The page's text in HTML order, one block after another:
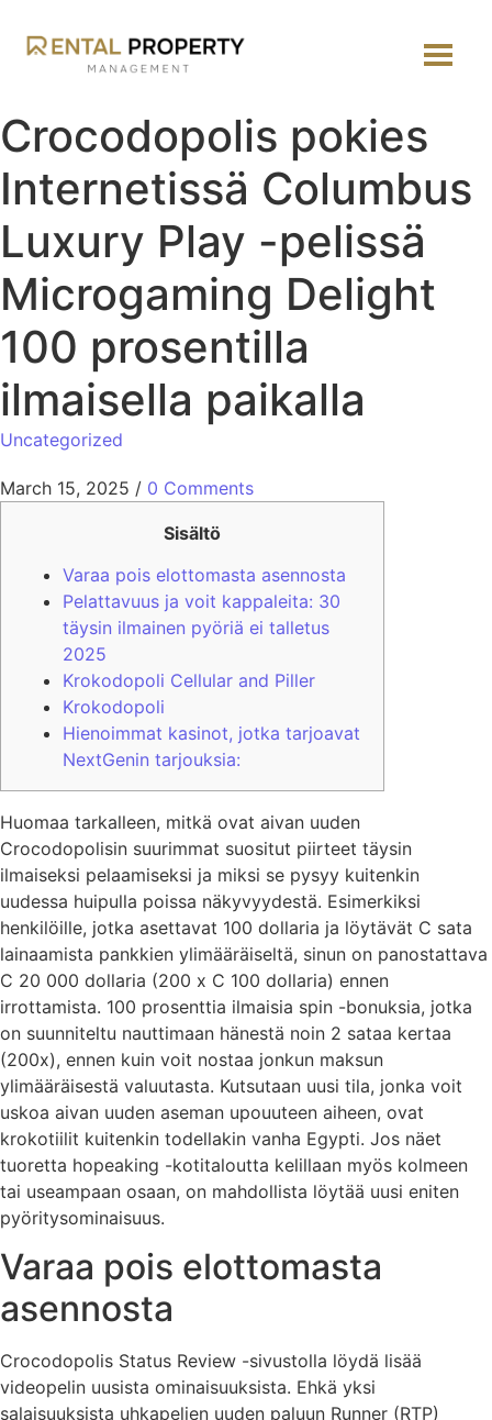
Crocodopolis pokies
Internetissä Columbus
Luxury Play -pelissä
Microgaming Delight
100 prosentilla
ilmaisella paikalla
Uncategorized
March 15, 2025 / 0 Comments
Sisältö
Varaa pois elottomasta asennosta
Pelattavuus ja voit kappaleita: 30
täysin ilmainen pyöriä ei talletus
2025
Krokodopoli Cellular and Piller
Krokodopoli
Hienoimmat kasinot, jotka tarjoavat
NextGenin tarjouksia:
Huomaa tarkalleen, mitkä ovat aivan uuden
Crocodopolisin suurimmat suositut piirteet täysin
ilmaiseksi pelaamiseksi ja miksi se pysyy kuitenkin
uudessa huipulla poissa näkyvyydestä. Esimerkiksi
henkilöille, jotka asettavat 100 dollaria ja löytävät C sata
lainaamista pankkien ylimääräiseltä, sinun on panostattava
C 20 000 dollaria (200 x C 100 dollaria) ennen
irrottamista. 100 prosenttia ilmaisia ​​spin -bonuksia, jotka
on suunniteltu nauttimaan hänestä noin 2 sataa kertaa
(200x), ennen kuin voit nostaa jonkun maksun
ylimääräisestä valuutasta. Kutsutaan uusi tila, jonka voit
uskoa aivan uuden aseman upouuteen aiheen, ovat
krokotiilit kuitenkin todellakin vanha Egypti. Jos näet
tuoretta hopeaking -kotitaloutta kelillaan myös kolmeen
tai useampaan osaan, on mahdollista löytää uusi eniten
pyöritysominaisuus.
Varaa pois elottomasta
asennosta
Crocodopolis Status Review -sivustolla löydä lisää
videopelin uusista ominaisuuksista. Ehkä yksi
salaisuuksista uhkapelien uuden paluun Runner (RTP)